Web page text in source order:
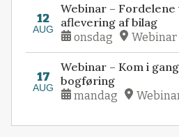
12
AUG
Webinar – Fordelene
aflevering af bilag
onsdag Webinar
17
AUG
Webinar – Kom i
bogføring
mandag